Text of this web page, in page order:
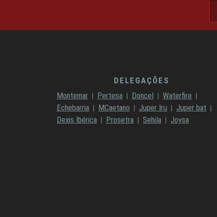
DELEGAÇÕES
Montemar
Pertesa Doncel
Waterfire
Echebarria
MCaetano Juper Iru
Juper bat
Dexis Ibérica
Prosetra Sehila Joysa